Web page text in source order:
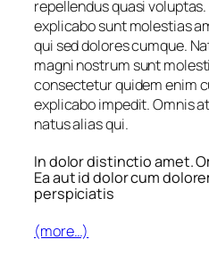
repellendus quasi
explicabo sunt molestias
qui sed dolores cumque.
magni nostrum sunt
consectetur quidem enim
explicabo impedit. Omnis
natus alias qui.
In dolor distinctio amet.
Ea aut id dolor cum
perspiciatis
(more…)